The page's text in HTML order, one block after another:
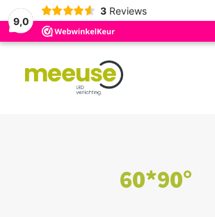
9,0
3 Reviews
BUDGET ASSORTIMENT60*90°